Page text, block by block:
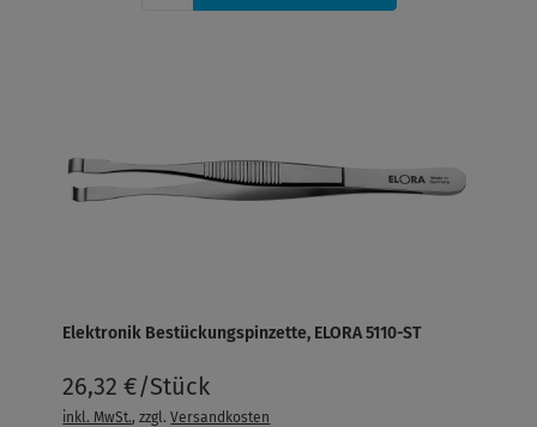
Elektronik Bestückungspinzette, ELORA 5110-ST
26,32 €/Stück
inkl. MwSt., zzgl.Versandkosten